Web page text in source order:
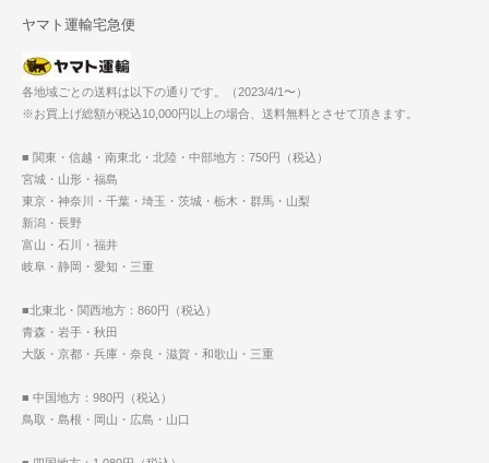
ヤマト運輸宅急便
各地域ごとの送料は以下の通りです。（2023/4/1〜）
※お買上げ総額が税込10,000円以上の場合、送料無料とさせて頂きます。
■ 関東・信越・南東北・北陸・中部地方：750円（税込）
宮城・山形・福島
東京・神奈川・千葉・埼玉・茨城・栃木・群馬・山梨
新潟・長野
富山・石川・福井
岐阜・静岡・愛知・三重
■北東北・関西地方：860円（税込）
青森・岩手・秋田
大阪・京都・兵庫・奈良・滋賀・和歌山・三重
■ 中国地方：980円（税込）
鳥取・島根・岡山・広島・山口